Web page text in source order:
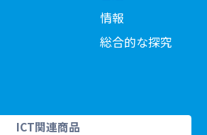
情報
総合的な探究
ICT関連商品